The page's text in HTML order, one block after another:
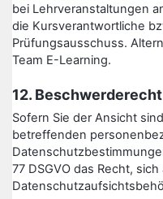
bei Lehrveranstaltungen
die Kursverantwortliche
Prüfungsausschuss.
Team E-Learning.
12.
Sofern Sie der Ansicht
betreffenden
77 DSGVO das Recht, sich